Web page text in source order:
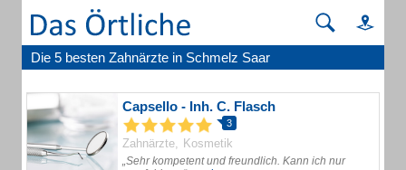
Die 5 besten Zahnärzte in Schmelz Saar
Capsello - Inh. C. Flasch
3
Zahnärzte Kosmetik
„Sehr kompetent und freundlich. Kann ich nur